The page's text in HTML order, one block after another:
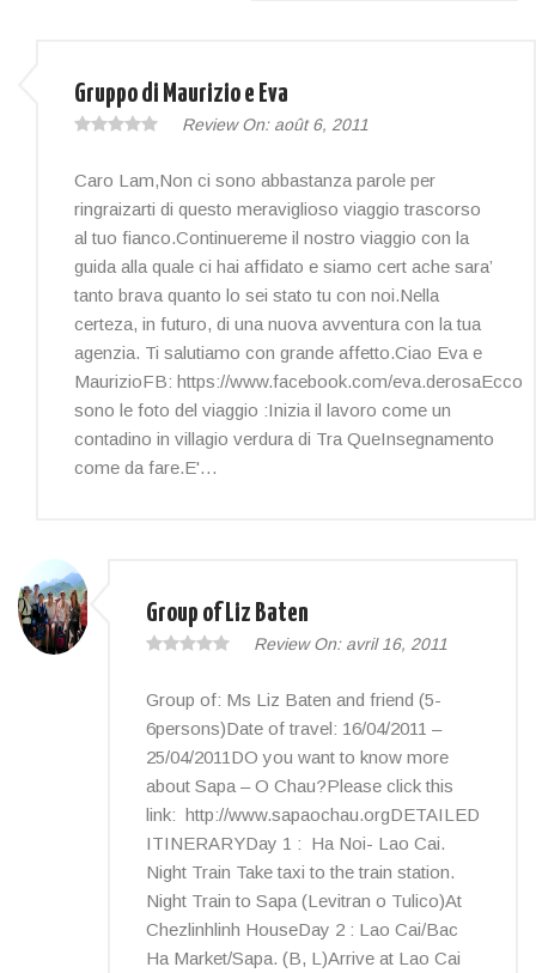
Gruppo di Maurizio e Eva
Review On: août 6, 2011
Caro Lam,Non ci sono abbastanza parole per
ringraizarti di questo meraviglioso viaggio trascorso
al tuo fianco.Continuereme il nostro viaggio con la
guida alla quale ci hai affidato e siamo cert ache sara’
tanto brava quanto lo sei stato tu con noi.Nella
certeza, in futuro, di una nuova avventura con la tua
agenzia. Ti salutiamo con grande affetto.Ciao Eva e
MaurizioFB: https://www.facebook.com/eva.derosaEcco
sono le foto del viaggio :Inizia il lavoro come un
contadino in villagio verdura di Tra QueInsegnamento
come da fare.E'…
Group of Liz Baten
Review On: avril 16, 2011
Group of: Ms Liz Baten and friend (5-
6persons)Date of travel: 16/04/2011 –
25/04/2011DO you want to know more
about Sapa – O Chau?Please click this
link: http://www.sapaochau.orgDETAILED
ITINERARYDay 1 : Ha Noi- Lao Cai.
Night Train Take taxi to the train station.
Night Train to Sapa (Levitran o Tulico)At
Chezlinhlinh HouseDay 2 : Lao Cai/Bac
Ha Market/Sapa. (B, L)Arrive at Lao Cai